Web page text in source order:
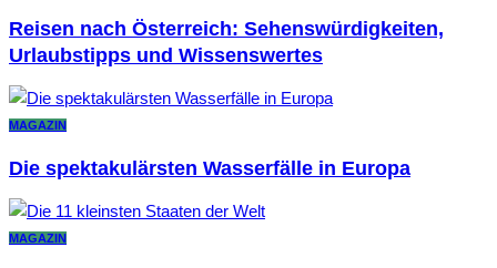
Reisen nach Österreich: Sehenswürdigkeiten,
Urlaubstipps und Wissenswertes
MAGAZIN
Die spektakulärsten Wasserfälle in Europa
MAGAZIN